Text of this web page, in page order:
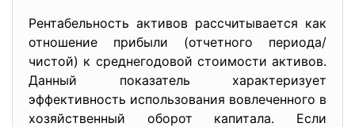
Рентабельность активов рассчитывается как
отношение прибыли (отчетного периода/
чистой) к среднегодовой стоимости активов.
Данный показатель характеризует
эффективность использования вовлеченного в
хозяйственный оборот капитала. Если